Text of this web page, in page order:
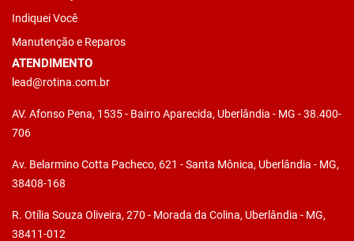
Indiquei Você
Manutenção e Reparos
ATENDIMENTO
lead@rotina.com.br
AV. Afonso Pena, 1535 - Bairro Aparecida, Uberlândia - MG - 38.400-
706
Av. Belarmino Cotta Pacheco, 621 - Santa Mônica, Uberlândia - MG,
38408-168
R. Otília Souza Oliveira, 270 - Morada da Colina, Uberlândia - MG,
38411-012